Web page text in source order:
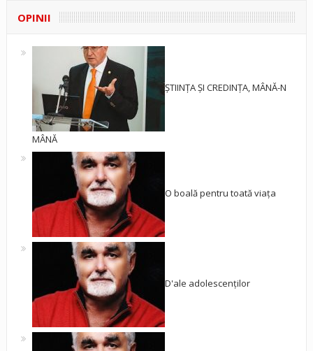
OPINII
ȘTIINȚA ȘI CREDINȚA, MÂNĂ-N
MÂNĂ
O boală pentru toată viața
D'ale adolescenților